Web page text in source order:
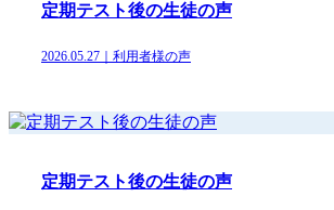
定期テスト後の生徒の声
2026.05.27｜利用者様の声
定期テスト後の生徒の声